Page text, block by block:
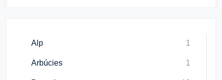
Alp 1
Arbúcies 1